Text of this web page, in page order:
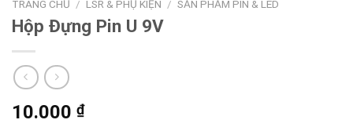
TRANG CHỦ / LSR & PHỤ KIỆN / SẢN PHẨM PIN & LED
Hộp Đựng Pin U 9V
10.000 ₫